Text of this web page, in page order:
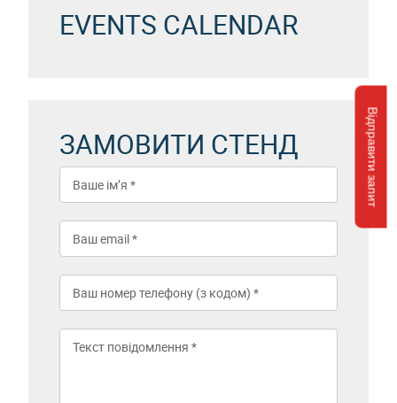
Відправити запит
EVENTS CALENDAR
ЗАМОВИТИ СТЕНД